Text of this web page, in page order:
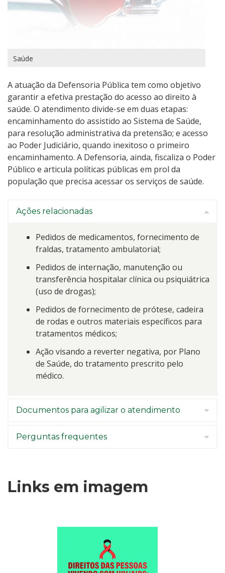
Saúde
A atuação da Defensoria Pública tem como objetivo
garantir a efetiva prestação do acesso ao direito à
saúde. O atendimento divide-se em duas etapas:
encaminhamento do assistido ao Sistema de Saúde,
para resolução administrativa da pretensão; e acesso
ao Poder Judiciário, quando inexitoso o primeiro
encaminhamento. A Defensoria, ainda, fiscaliza o Poder
Público e articula políticas públicas em prol da
população que precisa acessar os serviços de saúde.
Ações relacionadas
Pedidos de medicamentos, fornecimento de
fraldas, tratamento ambulatorial;
Pedidos de internação, manutenção ou
transferência hospitalar clínica ou psiquiátrica
(uso de drogas);
Pedidos de fornecimento de prótese, cadeira
de rodas e outros materiais específicos para
tratamentos médicos;
Ação visando a reverter negativa, por Plano
de Saúde, do tratamento prescrito pelo
médico.
Documentos para agilizar o atendimento
Perguntas frequentes
Links em imagem